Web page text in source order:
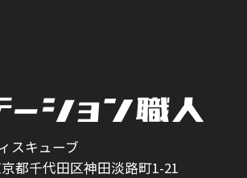
スキューブ
都千代田区神田淡路町1-21